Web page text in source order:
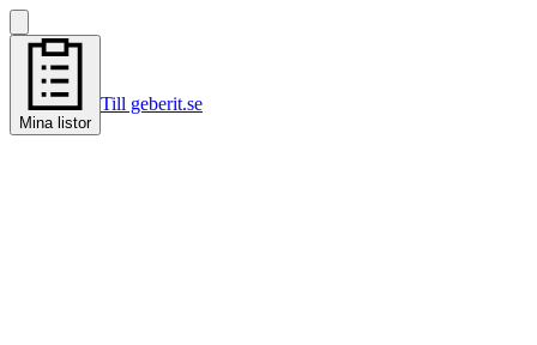
Mina listor
Till geberit.se